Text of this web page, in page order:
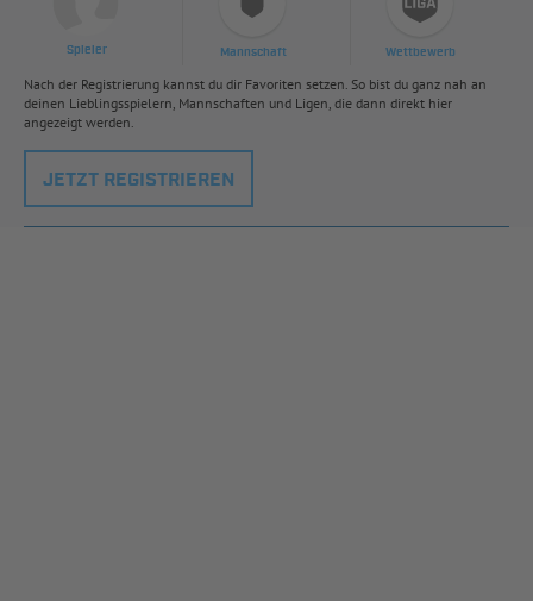
Spieler Mannschaft Wettbewerb
Nach der Registrierung kannst du dir Favoriten setzen. So bist du ganz nah an
deinen Lieblingsspielern, Mannschaften und Ligen, die dann direkt hier
angezeigt werden.
JETZT REGISTRIEREN